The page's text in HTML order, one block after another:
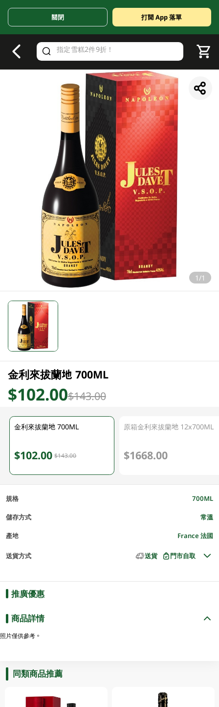
Valid Until 30 June 2026
關閉 打開 App 落單
1/1
金利來拔蘭地 700ML
$102.00$143.00
金利來拔蘭地 700ML
$102.00 $143.00
原箱金利來拔蘭地 12x700ML
$1668.00
規格 700ML
儲存方式 常溫
產地 France 法國
送貨方式 送貨 門市自取
推廣優惠
商品詳情
照片僅供參考。
同類商品推薦